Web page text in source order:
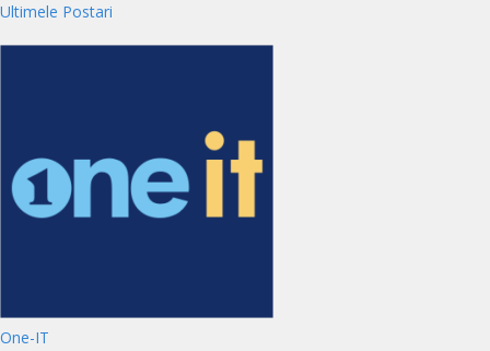
Ultimele Postari
One-IT